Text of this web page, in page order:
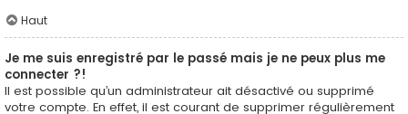
Haut
Je me suis enregistré par le passé mais je ne peux plus me
connecter ?!
Il est possible qu’un administrateur ait désactivé ou supprimé
votre compte. En effet, il est courant de supprimer régulièrement